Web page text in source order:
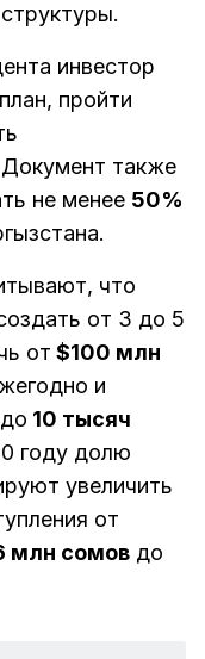
инвестор
пройти
Документ также
не менее 50%
что
от 3 до 5
от $100 млн
и
до 10 тысяч
году долю
увеличить
от
млн сомов до